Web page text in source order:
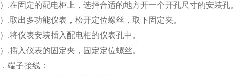
）.在固定的配电柜上，选择合适的地方开一个开孔尺寸的安装孔。
）.取出多功能仪表，松开定位螺丝，取下固定夹。
）.将仪表安装插入配电柜的仪表孔中。
）.插入仪表的固定夹，固定定位螺丝。
．端子接线：